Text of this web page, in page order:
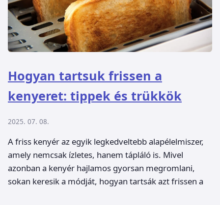
Hogyan tartsuk frissen a
kenyeret: tippek és trükkök
2025. 07. 08.
A friss kenyér az egyik legkedveltebb alapélelmiszer,
amely nemcsak ízletes, hanem tápláló is. Mivel
azonban a kenyér hajlamos gyorsan megromlani,
sokan keresik a módját, hogyan tartsák azt frissen a